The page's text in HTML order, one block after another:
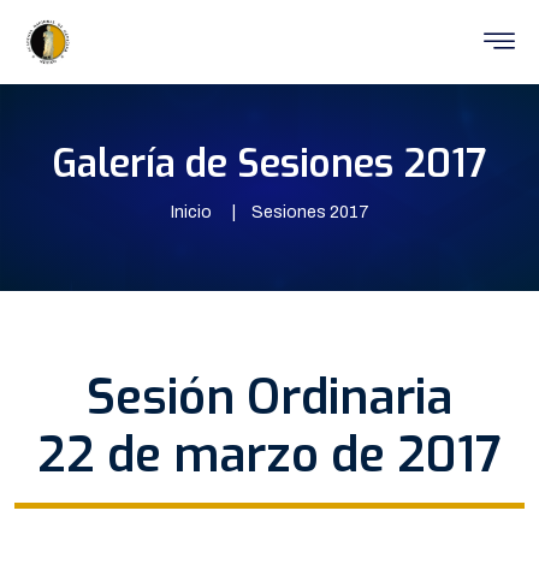
Galería de Sesiones 2017
Inicio Sesiones 2017
Sesión Ordinaria
22 de marzo de 2017